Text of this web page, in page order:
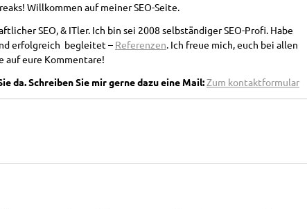
Willkommen auf meiner SEO-Seite.
SEO, & ITler. Ich bin sei 2008 selbständiger SEO-Profi. Habe
erfolgreich begleitet – Referenzen. Ich freue mich, euch bei allen
auf eure Kommentare!
da. Schreiben Sie mir gerne dazu eine Mail:Zum kontaktformular